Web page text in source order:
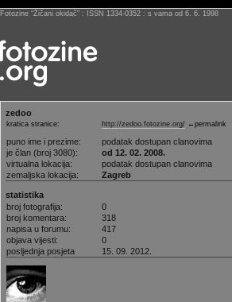
Fotozine “Žičani okidač” : ISSN 1334-0352 : s vama od 6. 6. 1998
zedoo
kratica stranice: http://zedoo.fotozine.org/ ←permalink
puno ime i prezime:
podatak dostupan clanovima
je član (broj 3080):
od 12. 02. 2008.
virtualna lokacija:
podatak dostupan clanovima
zemaljska lokacija:
Zagreb
statistika
broj fotografija:
0
broj komentara:
318
napisa u forumu:
417
objava vijesti:
0
posljednja posjeta
15. 09. 2012.